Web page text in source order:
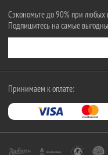
Сэкономьте до 90% при любых
Подпишитесь на самые
Принимаем к оплате: